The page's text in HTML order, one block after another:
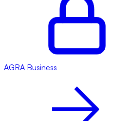
AGRA Business